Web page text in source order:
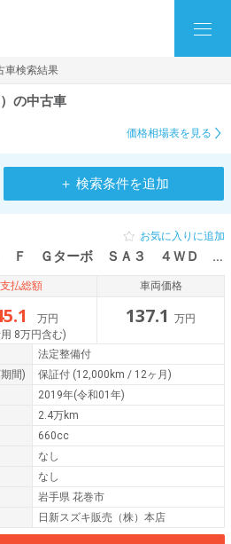
車検索結果
の中古車
価格相場表を見る
＋ 検索条件を追加
ピクシス ジョイ ４ＷＤ Ｆ Ｇターボ ＳＡ３ ４ＷＤ 純正ワンセ
お気に入りに追加
支払総額
万円
8万円含む)
車両価格
137.1 万円
法定整備付
間) 保証付 (12,000km / 12ヶ月)
2019年(令和01年)
2.4万km
660cc
なし
なし
岩手県 花巻市
日新スズキ販売（株）本店